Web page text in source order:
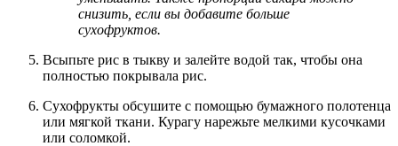
снизить, если вы добавите больше
сухофруктов.
Всыпьте рис в тыкву и залейте водой так, чтобы она
полностью покрывала рис.
Сухофрукты обсушите с помощью бумажного полотенца
или мягкой ткани. Курагу нарежьте мелкими кусочками
или соломкой.